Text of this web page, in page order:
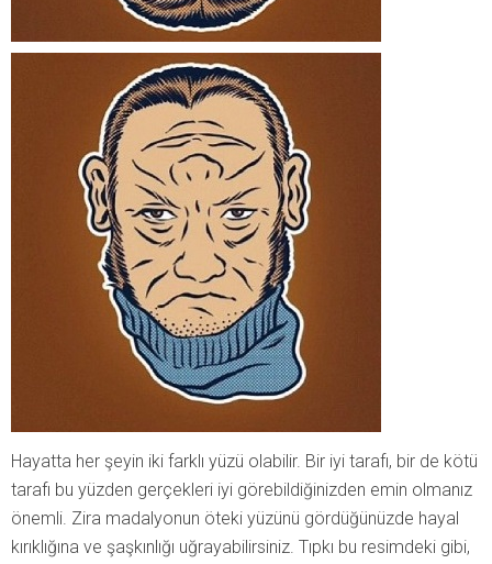
Hayatta her şeyin iki farklı yüzü olabilir. Bir iyi tarafı, bir de kötü
tarafı bu yüzden gerçekleri iyi görebildiğinizden emin olmanız
önemli. Zira madalyonun öteki yüzünü gördüğünüzde hayal
kırıklığına ve şaşkınlığı uğrayabilirsiniz. Tıpkı bu resimdeki gibi,